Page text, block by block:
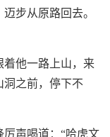
步从原路回去。
着他一路上山，来
洞之前，停下不
声喝道：“哈虎文